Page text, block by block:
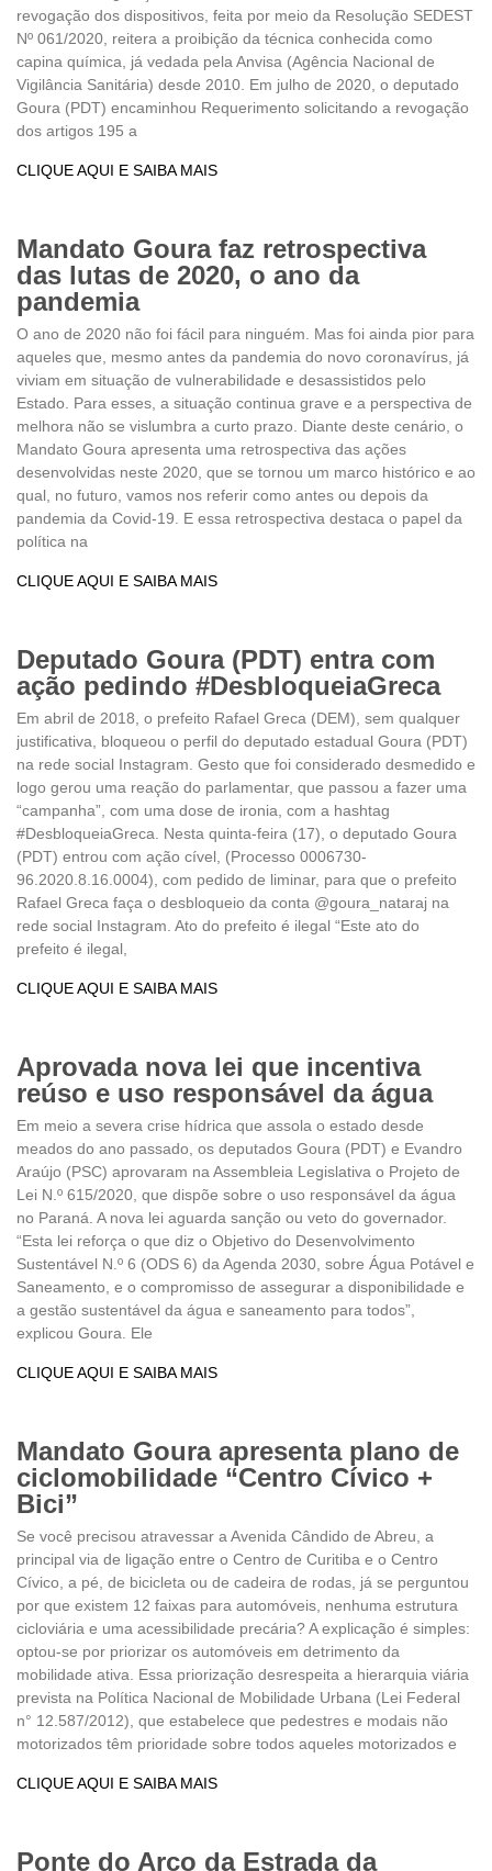
revogação dos dispositivos, feita por meio da Resolução SEDEST
Nº 061/2020, reitera a proibição da técnica conhecida como
capina química, já vedada pela Anvisa (Agência Nacional de
Vigilância Sanitária) desde 2010. Em julho de 2020, o deputado
Goura (PDT) encaminhou Requerimento solicitando a revogação
dos artigos 195 a
CLIQUE AQUI E SAIBA MAIS
Mandato Goura faz retrospectiva
das lutas de 2020, o ano da
pandemia
O ano de 2020 não foi fácil para ninguém. Mas foi ainda pior para
aqueles que, mesmo antes da pandemia do novo coronavírus, já
viviam em situação de vulnerabilidade e desassistidos pelo
Estado. Para esses, a situação continua grave e a perspectiva de
melhora não se vislumbra a curto prazo. Diante deste cenário, o
Mandato Goura apresenta uma retrospectiva das ações
desenvolvidas neste 2020, que se tornou um marco histórico e ao
qual, no futuro, vamos nos referir como antes ou depois da
pandemia da Covid-19. E essa retrospectiva destaca o papel da
política na
CLIQUE AQUI E SAIBA MAIS
Deputado Goura (PDT) entra com
ação pedindo #DesbloqueiaGreca
Em abril de 2018, o prefeito Rafael Greca (DEM), sem qualquer
justificativa, bloqueou o perfil do deputado estadual Goura (PDT)
na rede social Instagram. Gesto que foi considerado desmedido e
logo gerou uma reação do parlamentar, que passou a fazer uma
“campanha”, com uma dose de ironia, com a hashtag
#DesbloqueiaGreca. Nesta quinta-feira (17), o deputado Goura
(PDT) entrou com ação cível, (Processo 0006730-
96.2020.8.16.0004), com pedido de liminar, para que o prefeito
Rafael Greca faça o desbloqueio da conta @goura_nataraj na
rede social Instagram. Ato do prefeito é ilegal “Este ato do
prefeito é ilegal,
CLIQUE AQUI E SAIBA MAIS
Aprovada nova lei que incentiva
reúso e uso responsável da água
Em meio a severa crise hídrica que assola o estado desde
meados do ano passado, os deputados Goura (PDT) e Evandro
Araújo (PSC) aprovaram na Assembleia Legislativa o Projeto de
Lei N.º 615/2020, que dispõe sobre o uso responsável da água
no Paraná. A nova lei aguarda sanção ou veto do governador.
“Esta lei reforça o que diz o Objetivo do Desenvolvimento
Sustentável N.º 6 (ODS 6) da Agenda 2030, sobre Água Potável e
Saneamento, e o compromisso de assegurar a disponibilidade e
a gestão sustentável da água e saneamento para todos”,
explicou Goura. Ele
CLIQUE AQUI E SAIBA MAIS
Mandato Goura apresenta plano de
ciclomobilidade “Centro Cívico +
Bici”
Se você precisou atravessar a Avenida Cândido de Abreu, a
principal via de ligação entre o Centro de Curitiba e o Centro
Cívico, a pé, de bicicleta ou de cadeira de rodas, já se perguntou
por que existem 12 faixas para automóveis, nenhuma estrutura
cicloviária e uma acessibilidade precária? A explicação é simples:
optou-se por priorizar os automóveis em detrimento da
mobilidade ativa. Essa priorização desrespeita a hierarquia viária
prevista na Política Nacional de Mobilidade Urbana (Lei Federal
n° 12.587/2012), que estabelece que pedestres e modais não
motorizados têm prioridade sobre todos aqueles motorizados e
CLIQUE AQUI E SAIBA MAIS
Ponte do Arco da Estrada da